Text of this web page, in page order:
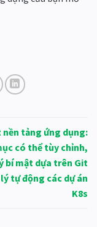
nền tảng ứng dụng:
có thể tùy chỉnh,
bí mật dựa trên Git
tự động các dự án
K8s